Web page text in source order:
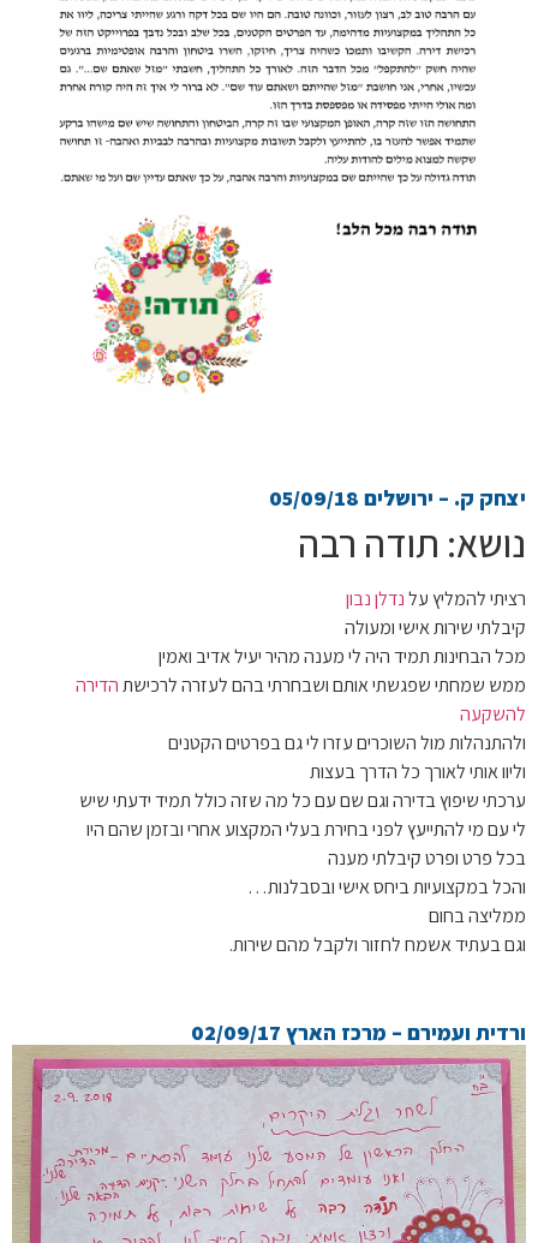
יצחק ק. – ירושלים 05/09/18
נושא: תודה רבה
רציתי להמליץ עלנדלן נבון
קיבלתי שירות אישי ומעולה
מכל הבחינות תמיד היה לי מענה מהיר יעיל אדיב ואמין
ממש שמחתי שפגשתי אותם ושבחרתי בהם לעזרה לרכישתהדירה
להשקעה
ולהתנהלות מול השוכרים עזרו לי גם בפרטים הקטנים
וליוו אותי לאורך כל הדרך בעצות
ערכתי שיפוץ בדירה וגם שם עם כל מה שזה כולל תמיד ידעתי שיש
לי עם מי להתייעץ לפני בחירת בעלי המקצוע אחרי ובזמן שהם היו
בכל פרט ופרט קיבלתי מענה
והכל במקצועיות ביחס אישי ובסבלנות…
ממליצה בחום
וגם בעתיד אשמח לחזור ולקבל מהם שירות.
ורדית ועמירם – מרכז הארץ 02/09/17